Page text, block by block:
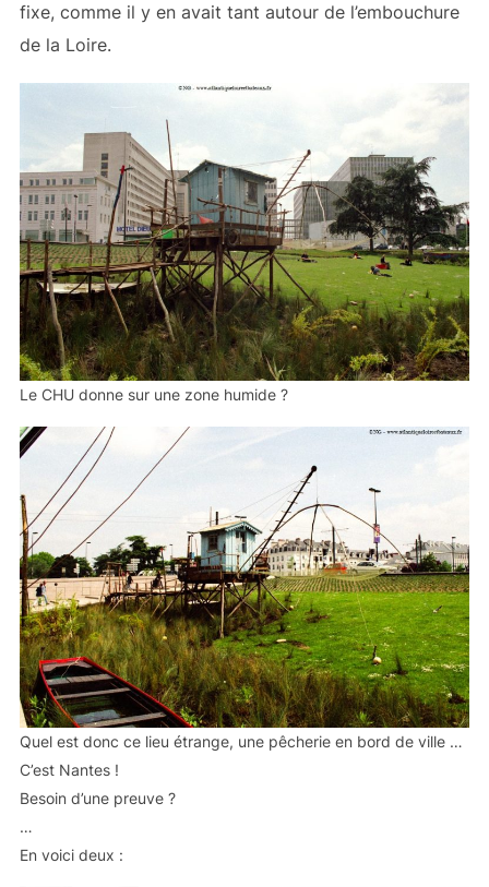
fixe, comme il y en avait tant autour de l’embouchure
de la Loire.
Le CHU donne sur une zone humide ?
Quel est donc ce lieu étrange, une pêcherie en bord de ville …
C’est Nantes !
Besoin d’une preuve ?
…
En voici deux :